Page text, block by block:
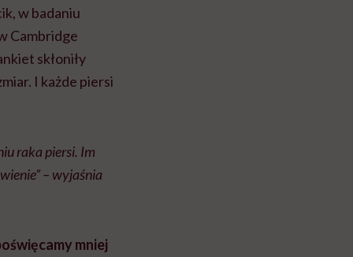
w badaniu
Cambridge
skłoniły
I każde piersi
raka piersi. Im
– wyjaśnia
mniej